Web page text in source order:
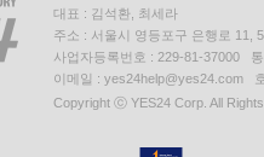
대표 : 김석환, 최세라
주소 : 서울시 영등포구 은행로 11,
사업자등록번호 : 229-81-37000
이메일 : yes24help@yes24.com
Copyright ⓒ YES24 Corp. All